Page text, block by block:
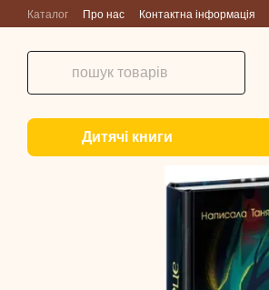
Перейти до основного контенту
Каталог Про нас Контактна інформація
Дитячі книги